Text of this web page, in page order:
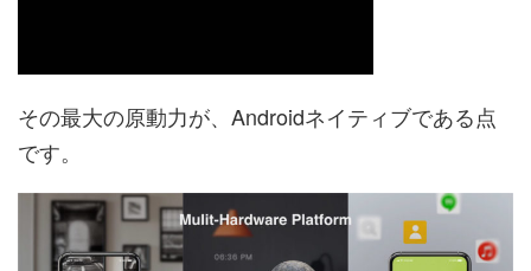
その最大の原動力が、Androidネイティブである点
です。